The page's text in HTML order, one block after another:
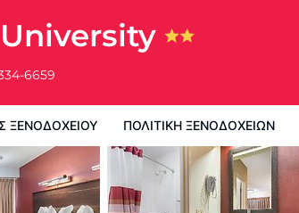
6659
ΞΕΝΟΔΟΧΕΊΟΥ ΠΟΛΙΤΙΚΗ ΞΕΝΟΔΟΧΕΊΩΝ